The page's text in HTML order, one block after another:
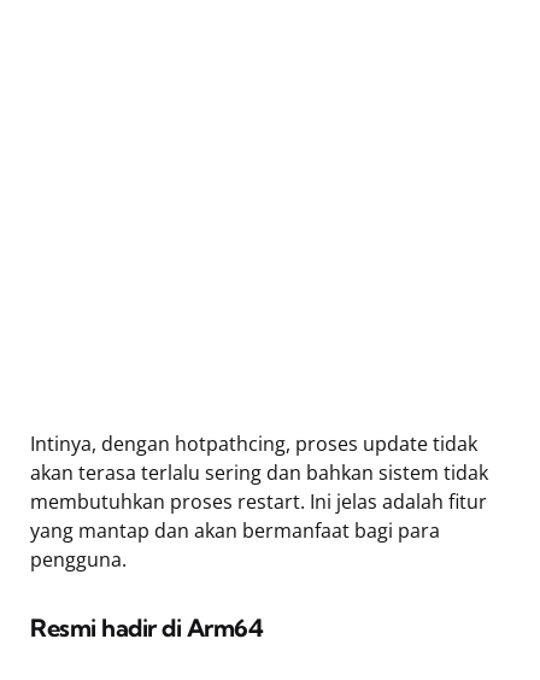
Intinya, dengan hotpathcing, proses update tidak
akan terasa terlalu sering dan bahkan sistem tidak
membutuhkan proses restart. Ini jelas adalah fitur
yang mantap dan akan bermanfaat bagi para
pengguna.
Resmi hadir di Arm64